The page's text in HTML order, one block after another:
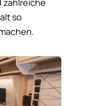
zahlreiche
so